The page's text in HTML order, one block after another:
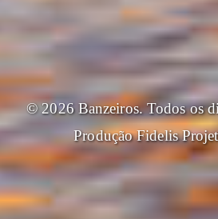
© 2026 Banzeiros. Todos os
ProduçãoFidelis